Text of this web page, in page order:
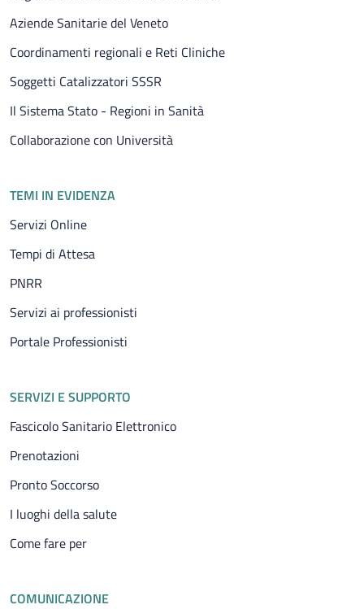
Aziende Sanitarie del Veneto
Coordinamenti regionali e Reti Cliniche
Soggetti Catalizzatori SSSR
Il Sistema Stato - Regioni in Sanità
Collaborazione con Università
TEMI IN EVIDENZA
Servizi Online
Tempi di Attesa
PNRR
Servizi ai professionisti
Portale Professionisti
SERVIZI E SUPPORTO
Fascicolo Sanitario Elettronico
Prenotazioni
Pronto Soccorso
I luoghi della salute
Come fare per
COMUNICAZIONE